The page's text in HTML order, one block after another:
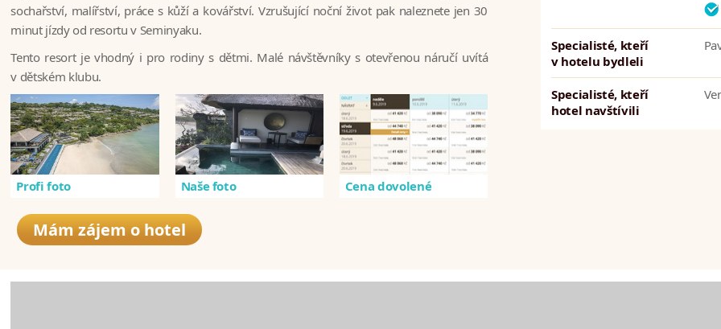
Specialisté, kteří
v hotelu bydleli
Specialisté, kteří
hotel navštívili
sochařství, malířství, práce s kůží a kovářství. Vzrušující noční život pak naleznete jen 30
minut jízdy od resortu v Seminyaku.
Tento resort je vhodný i pro rodiny s dětmi. Malé návštěvníky s otevřenou náručí uvítá
v dětském klubu.
Profi foto Naše foto Cena dovolené
Mám zájem o hotel